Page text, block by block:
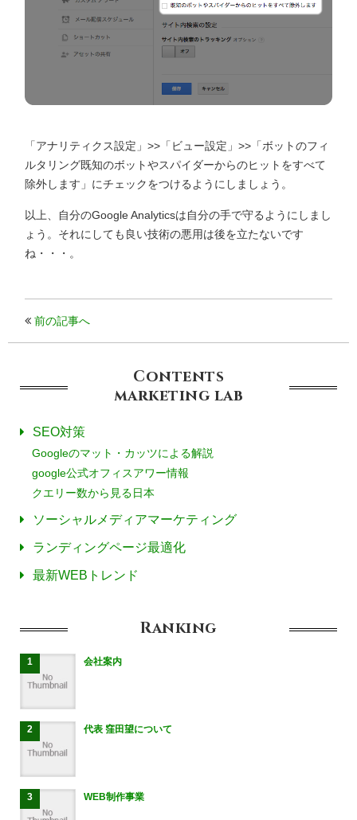
「アナリティクス設定」>>「ビュー設定」>>「ボットのフィ
ルタリング既知のボットやスパイダーからのヒットをすべて
除外します」にチェックをつけるようにしましょう。
以上、自分のGoogle Analyticsは自分の手で守るようにしまし
ょう。それにしても良い技術の悪用は後を立たないです
ね・・・。
前の記事へ
Contents
marketing lab
SEO対策
Googleのマット・カッツによる解説
google公式オフィスアワー情報
クエリー数から見る日本
ソーシャルメディアマーケティング
ランディングページ最適化
最新WEBトレンド
Ranking
会社案内
代表 窪田望について
WEB制作事業